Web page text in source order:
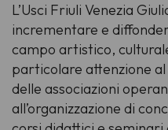
L’Usci Friuli Venezia
incrementare e
campo artistico,
particolare attenzione
delle associazioni
all’organizzazione di